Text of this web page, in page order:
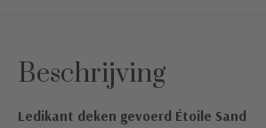
Beschrijving
Ledikant deken gevoerd Étoile Sand